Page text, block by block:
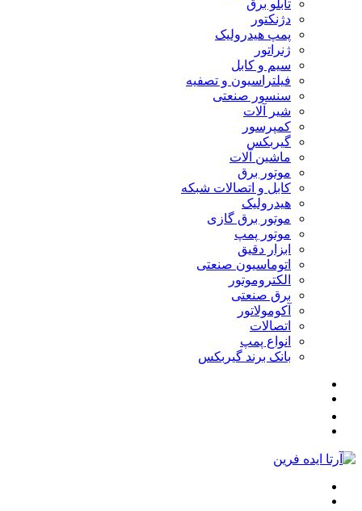
تابلو برق
دژنکتور
پمپ هیدرولیک
ژنراتور
سیم و کابل
فیلتراسیون و تصفیه
سنسور صنعتی
شیر آلات
کمپرسور
گیربکس
ماشین آلات
موتور برق
کابل و اتصالات شبکه
هیدرولیک
موتور برق گازی
موتور پمپ
ابزار دقیق
اتوماسیون صنعتی
الکتروموتور
برق صنعتی
آکومولاتور
اتصالات
انواع پمپ
بانک برند گیربکس